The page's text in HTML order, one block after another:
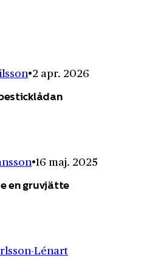
2 apr. 2026
16 maj. 2025
en gruvjätte
Lénart